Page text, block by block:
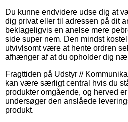
Du kunne endvidere udse dig at
dig privat eller til adressen på dit
beklageligvis en anelse mere
side super nem. Den mindst
utvivlsomt være at hente ordren
afhænger af at du opholder dig
Fragttiden på Udstyr //
kan være særligt central hvis du
produkter omgående, og herved
undersøger den anslåede
produkt.